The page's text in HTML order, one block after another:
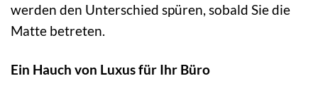
werden den Unterschied spüren, sobald Sie die
Matte betreten.
Ein Hauch von Luxus für Ihr Büro